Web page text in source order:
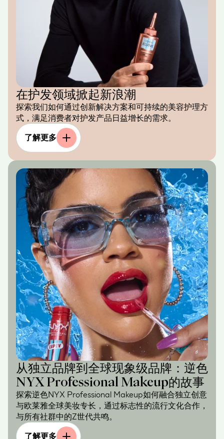
在护发领域掀起新浪潮
探索我们如何通过创新解决方案和可持续的美容护理方
式，满足消费者对护发产品日益增长的需求。
了解更多
从独立品牌到全球现象级品牌：逆色
NYX Professional Makeup的故事
探索逆色NYX Professional Makeup如何融合独立创意
与欧莱雅全球美妆专长，通过标志性的流行文化合作，
与所有社群中的Z世代共鸣。
了解更多